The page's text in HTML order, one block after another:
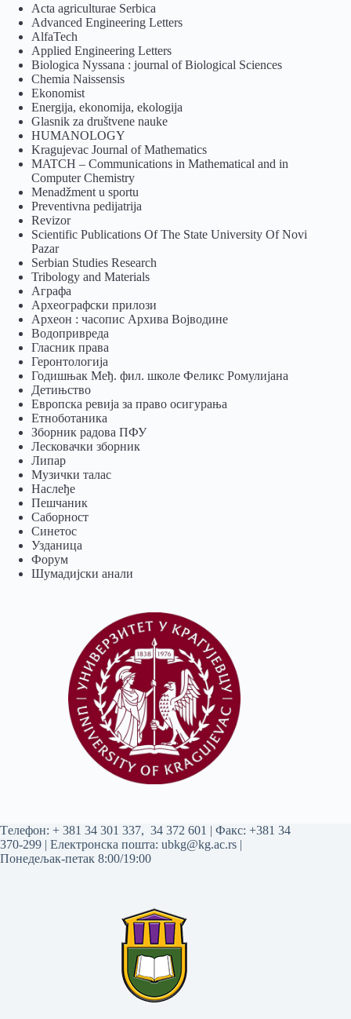
Acta agriculturae Serbica
Advanced Engineering Letters
AlfaTech
Applied Engineering Letters
Biologica Nyssana : journal of Biological Sciences
Chemia Naissensis
Ekonomist
Energija, ekonomija, ekologija
Glasnik za društvene nauke
HUMANOLOGY
Kragujevac Journal of Mathematics
MATCH – Communications in Mathematical and in
Computer Chemistry
Menadžment u sportu
Preventivna pedijatrija
Revizor
Scientific Publications Of The State University Of Novi
Pazar
Serbian Studies Research
Tribology and Materials
Аграфа
Археографски прилози
Археон : часопис Архива Војводине
Водопривреда
Гласник права
Геронтологија
Годишњак Међ. фил. школе Феликс Ромулијана
Детињство
Европска ревија за право осигурања
Eтноботаника
Зборник радова ПФУ
Лесковачки зборник
Липар
Музички талас
Наслеђе
Пешчаник
Саборност
Синетос
Узданица
Форум
Шумадијски анали
Tелефон: + 381 34 301 337, 34 372 601 | Факс: +381 34
370-299 | Електронска пошта: ubkg@kg.ac.rs |
Понедељак-петак 8:00/19:00